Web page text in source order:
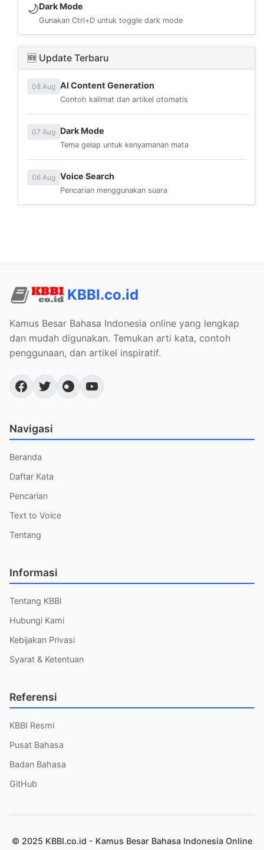
🌙Dark Mode
Gunakan Ctrl+D untuk toggle dark mode
🆕 Update Terbaru
08 Aug AI Content Generation
Contoh kalimat dan artikel otomatis
07 Aug Dark Mode
Tema gelap untuk kenyamanan mata
06 Aug Voice Search
Pencarian menggunakan suara
KBBI.co.id
Kamus Besar Bahasa Indonesia online yang lengkap
dan mudah digunakan. Temukan arti kata, contoh
penggunaan, dan artikel inspiratif.
Navigasi
Beranda
Daftar Kata
Pencarian
Text to Voice
Tentang
Informasi
Tentang KBBI
Hubungi Kami
Kebijakan Privasi
Syarat & Ketentuan
Referensi
KBBI Resmi
Pusat Bahasa
Badan Bahasa
GitHub
© 2025 KBBI.co.id - Kamus Besar Bahasa Indonesia Online